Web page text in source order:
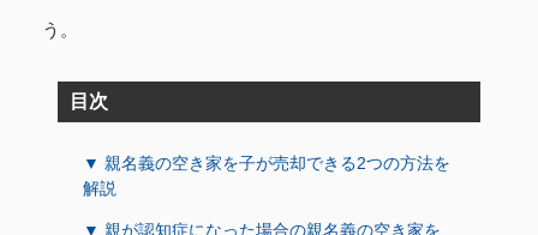
う。
目次
▼ 親名義の空き家を子が売却できる2つの方法を
解説
▼ 親が認知症になった場合の親名義の空き家を